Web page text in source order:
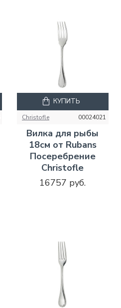
Christofle 00024021
Вилка для рыбы
18см от Rubans
Посеребрение
Christofle
16757 руб.
КУПИТЬ